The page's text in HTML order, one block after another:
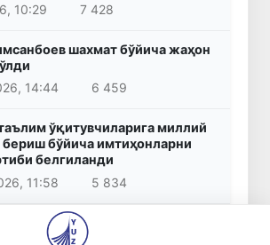
10:29
7 428
шахмат бўйича жаҳон
14:44
6 459
ўқитувчиларига миллий
бериш бўйича имтиҳонларни
белгиланди
11:58
5 834
Президенти Озарбайжон билан
янада кенгайтириш